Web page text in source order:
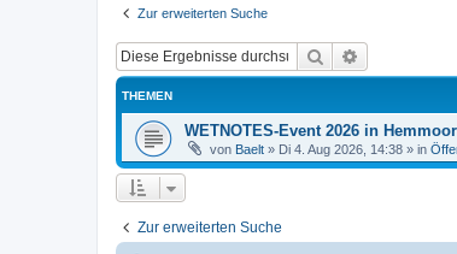
Zur erweiterten Suche
Suche
THEMEN
WETNOTES-Event 2026 in
von Baelt » Di 4. Aug 2026, 14:38 » in
Zur erweiterten Suche